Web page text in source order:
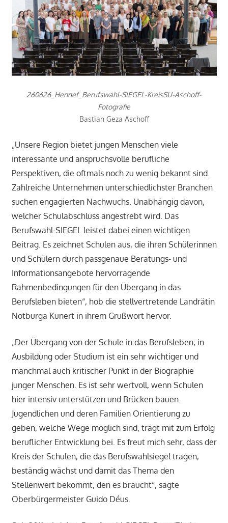
260626_Hennef_Berufswahl-SIEGEL-KreisSU-Aschoff-
Fotografie
Bastian Geza Aschoff
„Unsere Region bietet jungen Menschen viele
interessante und anspruchsvolle berufliche
Perspektiven, die oftmals noch zu wenig bekannt sind.
Zahlreiche Unternehmen unterschiedlichster Branchen
suchen engagierten Nachwuchs. Unabhängig davon,
welcher Schulabschluss angestrebt wird. Das
Berufswahl-SIEGEL leistet dabei einen wichtigen
Beitrag. Es zeichnet Schulen aus, die ihren Schülerinnen
und Schülern durch passgenaue Beratungs- und
Informationsangebote hervorragende
Rahmenbedingungen für den Übergang in das
Berufsleben bieten“, hob die stellvertretende Landrätin
Notburga Kunert in ihrem Grußwort hervor.
„Der Übergang von der Schule in das Berufsleben, in
Ausbildung oder Studium ist ein sehr wichtiger und
manchmal auch kritischer Punkt in der Biographie
junger Menschen. Es ist sehr wertvoll, wenn Schulen
hier intensiv unterstützen und Brücken bauen.
Jugendlichen und deren Familien Orientierung zu
geben, welche Wege möglich sind, trägt mit zum Erfolg
beruflicher Entwicklung bei. Es freut mich sehr, dass der
Kreis der Schulen, die das Berufswahlsiegel tragen,
beständig wächst und damit das Thema den
Stellenwert bekommt, den es braucht“, sagte
Oberbürgermeister Guido Déus.